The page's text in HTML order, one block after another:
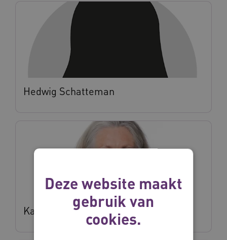
Hedwig Schatteman
Karin Hubert
Deze website maakt
gebruik van
cookies.